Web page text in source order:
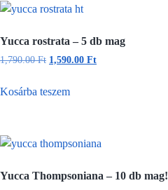
Yucca rostrata – 5 db mag
1,790.00Ft 1,590.00 Ft
Kosárba teszem
Yucca Thompsoniana – 10 db mag!